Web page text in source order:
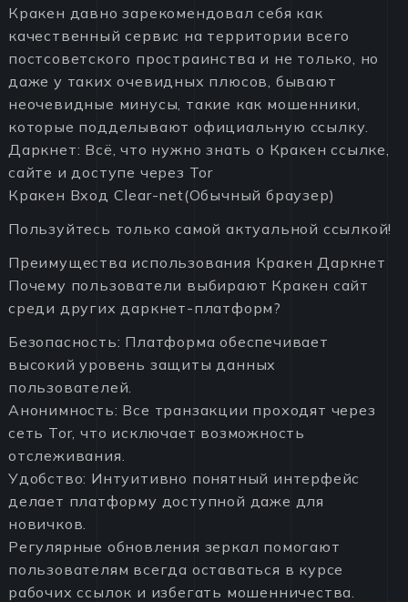
Кракен давно зарекомендовал себя как
качественный сервис на территории всего
постсоветского простраинства и не только, но
даже у таких очевидных плюсов, бывают
неочевидные минусы, такие как мошенники,
которые подделывают официальную ссылку.
Даркнет: Всё, что нужно знать о Кракен ссылке,
сайте и доступе через Tor
Кракен Вход Clear-net(Обычный браузер)
Пользуйтесь только самой актуальной ссылкой!
Преимущества использования Кракен Даркнет
Почему пользователи выбирают Кракен сайт
среди других даркнет-платформ?
Безопасность: Платформа обеспечивает
высокий уровень защиты данных
пользователей.
Анонимность: Все транзакции проходят через
сеть Tor, что исключает возможность
отслеживания.
Удобство: Интуитивно понятный интерфейс
делает платформу доступной даже для
новичков.
Регулярные обновления зеркал помогают
пользователям всегда оставаться в курсе
рабочих ссылок и избегать мошенничества.